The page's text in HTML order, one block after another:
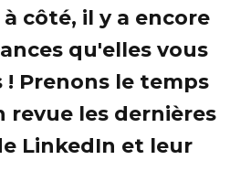
côté, il y a encore
qu'elles vous
Prenons le temps
revue les dernières
LinkedIn et leur